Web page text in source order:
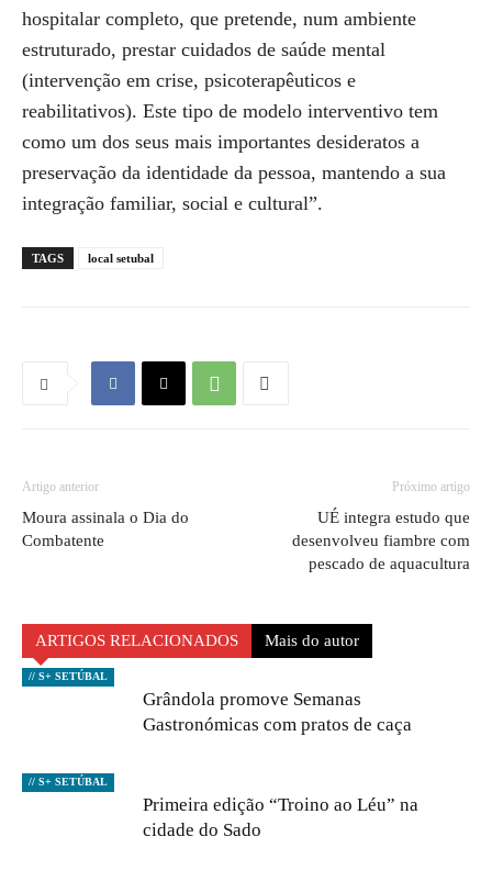
hospitalar completo, que pretende, num ambiente
estruturado, prestar cuidados de saúde mental
(intervenção em crise, psicoterapêuticos e
reabilitativos). Este tipo de modelo interventivo tem
como um dos seus mais importantes desideratos a
preservação da identidade da pessoa, mantendo a sua
integração familiar, social e cultural”.
TAGS local setubal
Artigo anterior
Moura assinala o Dia do
Combatente
Próximo artigo
UÉ integra estudo que
desenvolveu fiambre com
pescado de aquacultura
ARTIGOS RELACIONADOS Mais do autor
// S+ SETÚBAL
Grândola promove Semanas
Gastronómicas com pratos de caça
// S+ SETÚBAL
Primeira edição “Troino ao Léu” na
cidade do Sado